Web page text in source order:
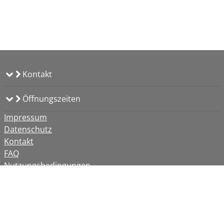
Kontakt
Öffnungszeiten
Impressum
Datenschutz
Kontakt
FAQ
Nutzungsbedingungen